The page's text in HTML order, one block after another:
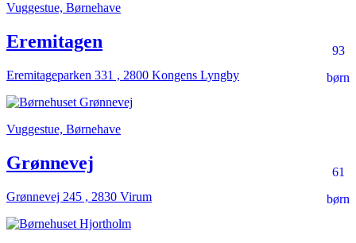
Vuggestue, Børnehave
93
børn
Eremitagen
Eremitageparken 331 , 2800 Kongens Lyngby
Vuggestue, Børnehave
61
børn
Grønnevej
Grønnevej 245 , 2830 Virum